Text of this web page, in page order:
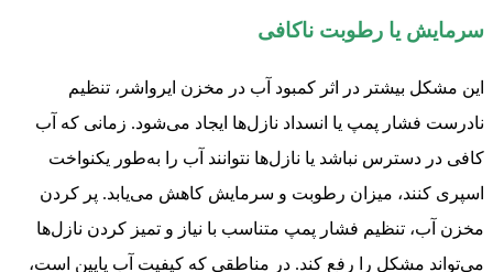
سرمایش یا رطوبت ناکافی
این مشکل بیشتر در اثر کمبود آب در مخزن ایرواشر، تنظیم
نادرست فشار پمپ یا انسداد نازل‌ها ایجاد می‌شود. زمانی که آب
کافی در دسترس نباشد یا نازل‌ها نتوانند آب را به‌طور یکنواخت
اسپری کنند، میزان رطوبت و سرمایش کاهش می‌یابد. پر کردن
مخزن آب، تنظیم فشار پمپ متناسب با نیاز و تمیز کردن نازل‌ها
می‌تواند مشکل را رفع کند. در مناطقی که کیفیت آب پایین است،